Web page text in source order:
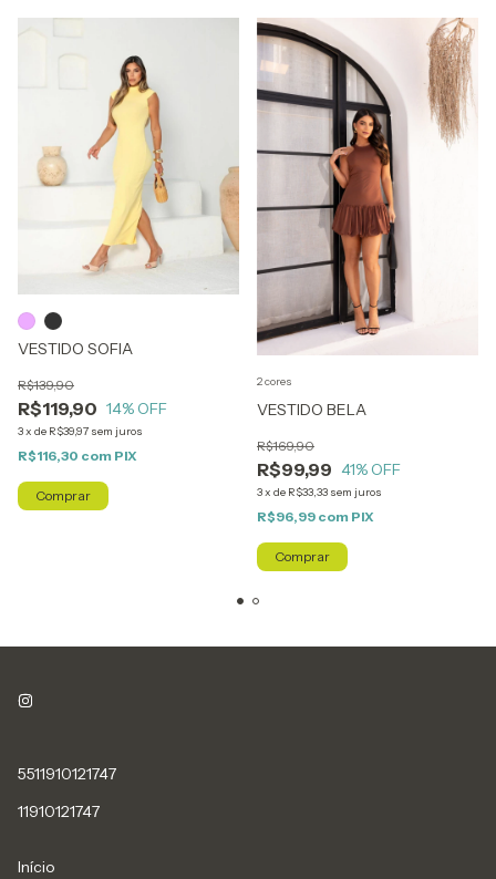
VESTIDO SOFIA
R$119,90
R$139,90
14% OFF
3x de R$39,97 sem juros
R$116,30 com PIX
Comprar
VESTIDO BELA
R$99,99
R$169,90
41% OFF
3x de R$33,33 sem juros
R$96,99 com PIX
2 cores
Comprar
5511910121747
11910121747
Início